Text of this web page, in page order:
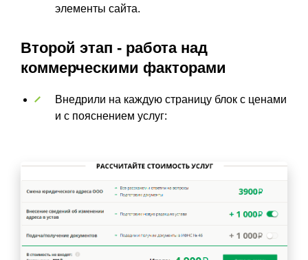
элементы сайта.
Второй этап - работа над
коммерческими факторами
Внедрили на каждую страницу блок с ценами
и с пояснением услуг: